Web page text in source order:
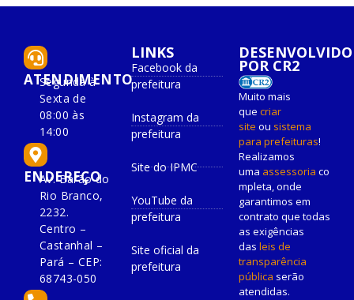
ATENDIMENTO
Segunda à
Sexta de
08:00 às
14:00
ENDEREÇO
Av. Barão do
Rio Branco,
2232.
Centro –
Castanhal –
Pará – CEP:
68743-050
LINKS
Facebook da
prefeitura
Instagram da
prefeitura
Site do IPMC
YouTube da
prefeitura
Site oficial da
prefeitura
DESENVOLVIDO
POR CR2
Muito mais
que criar
site ou sistema
para prefeituras!
Realizamos
uma assessoria co
mpleta, onde
garantimos em
contrato que todas
as exigências
das leis de
transparência
pública serão
atendidas.